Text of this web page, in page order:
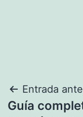
Entrada
Guía